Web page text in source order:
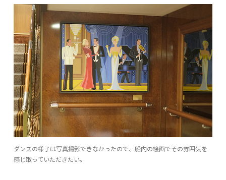
ダンスの様子は写真撮影できなかったので、船内の絵画でその雰囲気を
感じ取っていただきたい。